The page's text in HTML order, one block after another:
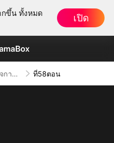
กขึ้น ทั้งหมด
เปิด
คุณเผด็จการจอมซาดิสม์ ที่58ตอน